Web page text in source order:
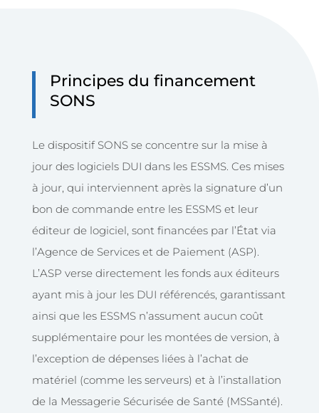
Principes du financement
SONS
Le dispositif SONS se concentre sur la mise à
jour des logiciels DUI dans les ESSMS. Ces mises
à jour, qui interviennent après la signature d’un
bon de commande entre les ESSMS et leur
éditeur de logiciel, sont financées par l’État via
l’Agence de Services et de Paiement (ASP).
L’ASP verse directement les fonds aux éditeurs
ayant mis à jour les DUI référencés, garantissant
ainsi que les ESSMS n’assument aucun coût
supplémentaire pour les montées de version, à
l’exception de dépenses liées à l’achat de
matériel (comme les serveurs) et à l’installation
de la Messagerie Sécurisée de Santé (MSSanté).